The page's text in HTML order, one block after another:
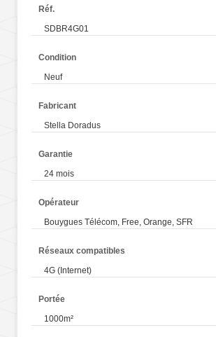
Réf.
SDBR4G01
Condition
Neuf
Fabricant
Stella Doradus
Garantie
24 mois
Opérateur
Bouygues Télécom, Free, Orange, SFR
Réseaux compatibles
4G (Internet)
Portée
1000m²